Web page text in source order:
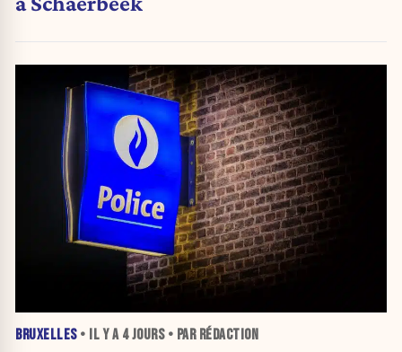
BRUXELLES• IL Y A 4 JOURS• PAR RÉDACTION